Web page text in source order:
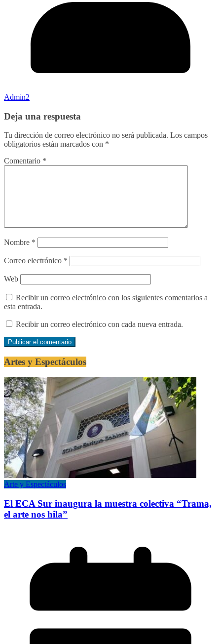
Admin2
Deja una respuesta
Tu dirección de correo electrónico no será publicada. Los campos
obligatorios están marcados con *
Comentario *
Nombre *
Correo electrónico *
Web
Recibir un correo electrónico con los siguientes comentarios a
esta entrada.
Recibir un correo electrónico con cada nueva entrada.
Artes y Espectáculos
Arte y Espectáculos
El ECA Sur inaugura la muestra colectiva “Trama,
el arte nos hila”